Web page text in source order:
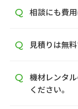
相談にも費
見積りは無
機材レンタ
ください。